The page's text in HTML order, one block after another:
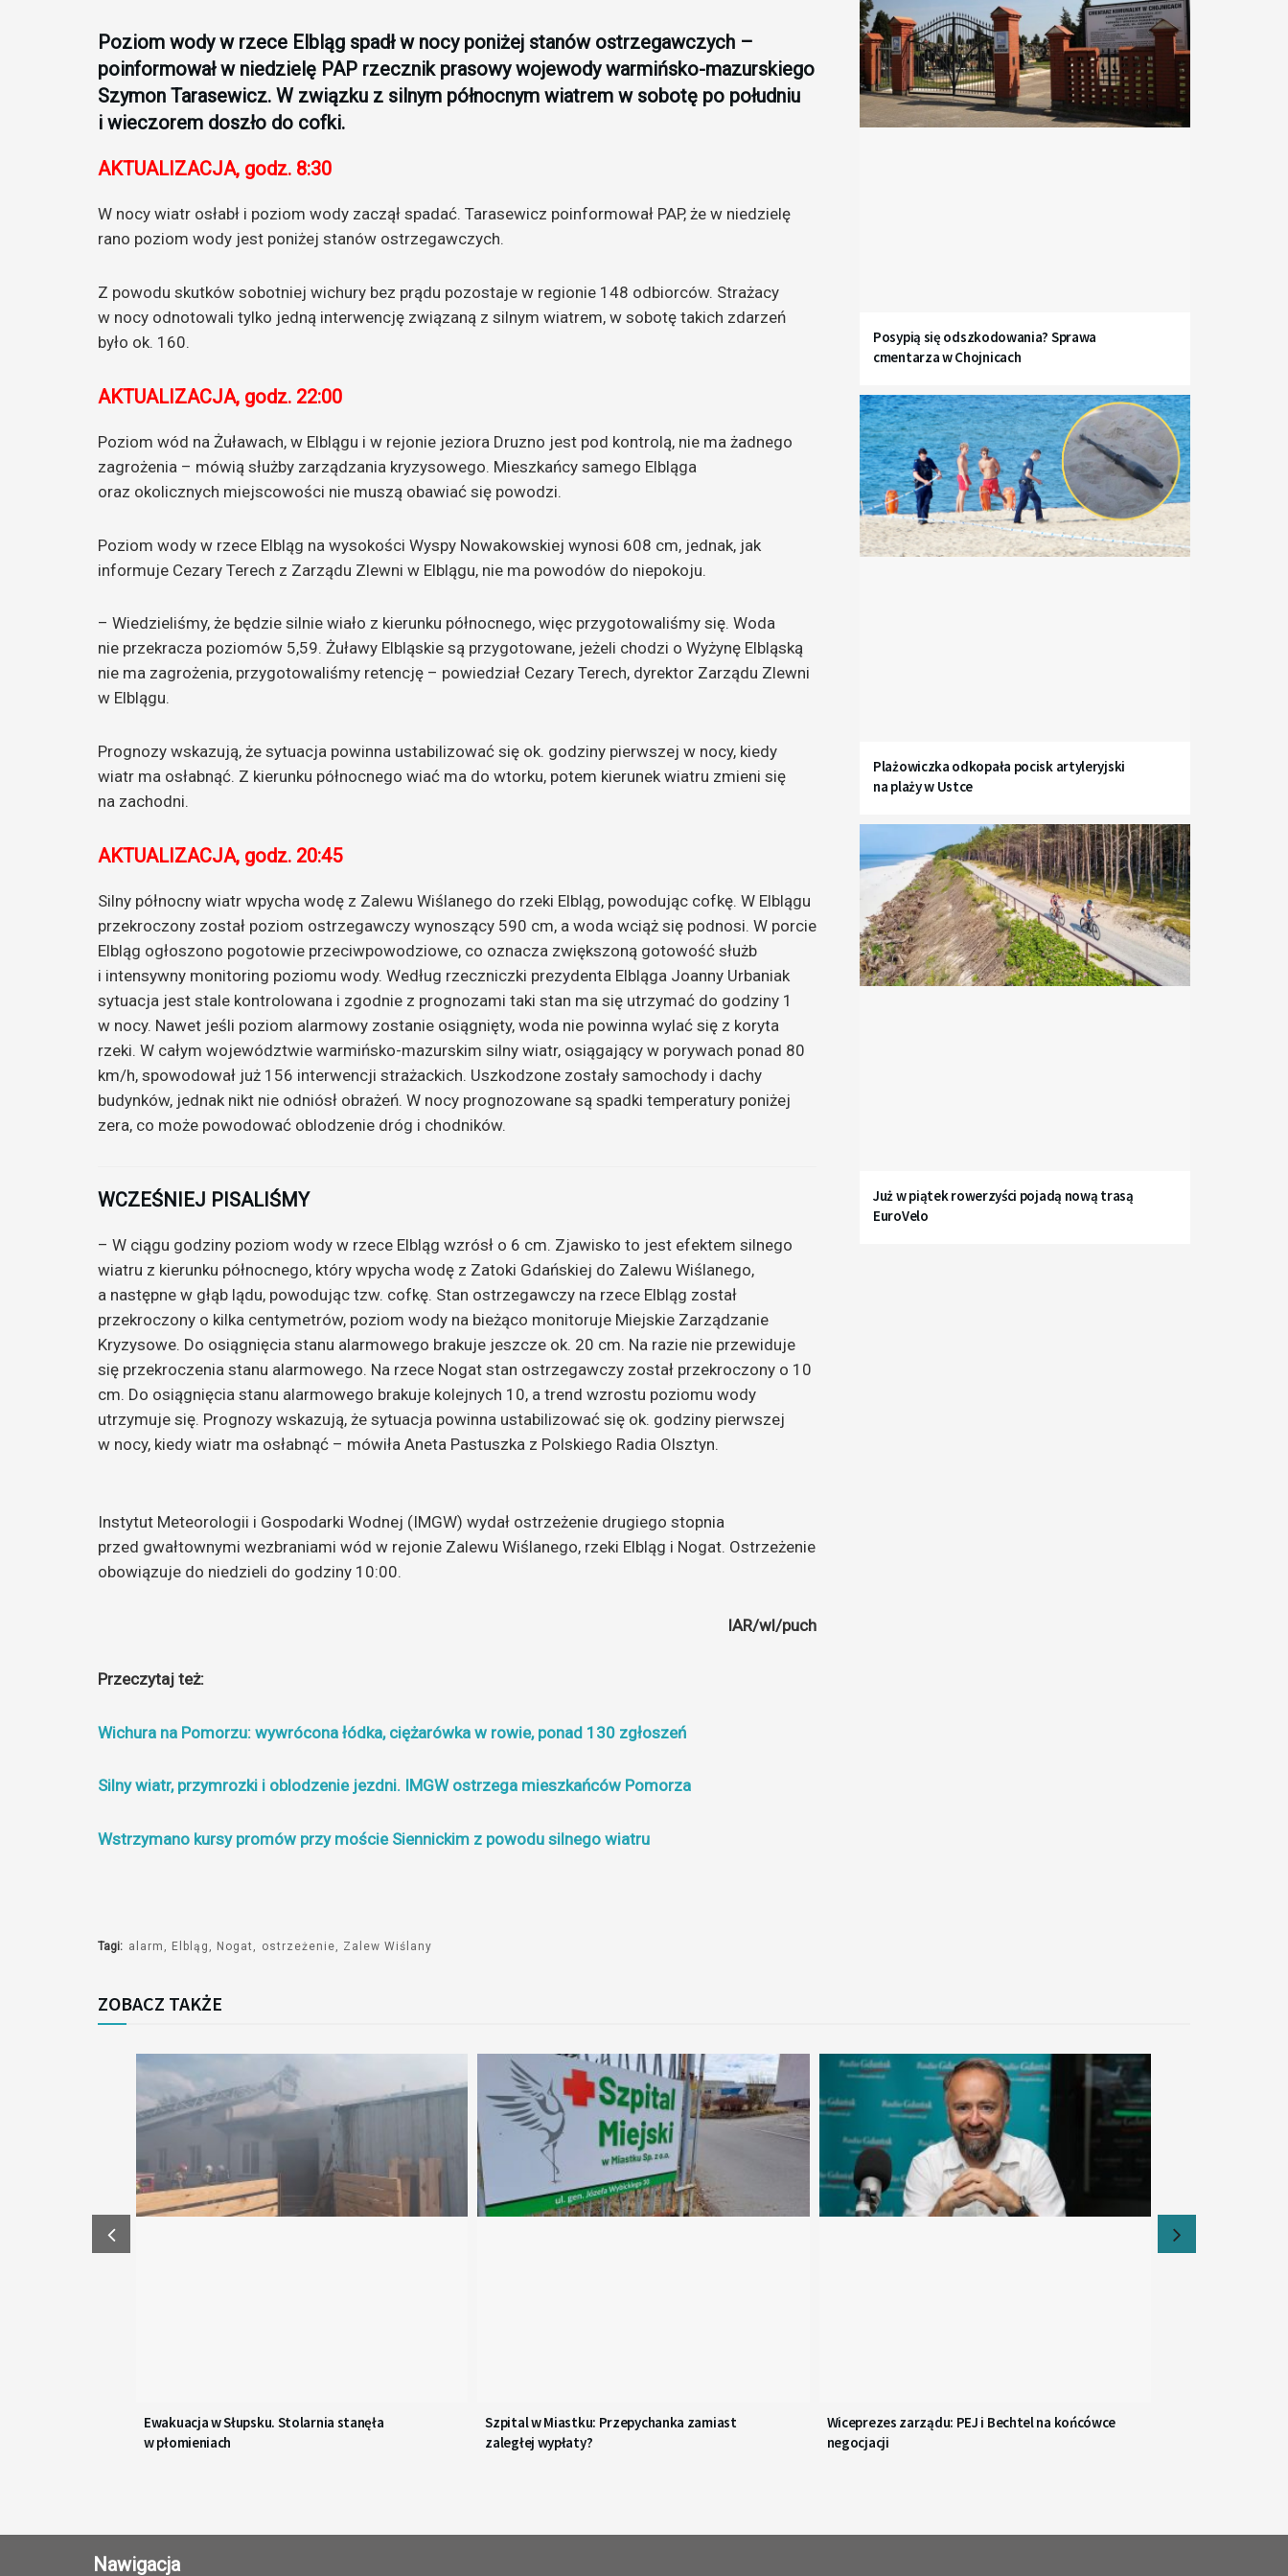
Poziom wody w rzece Elbląg spadł w nocy poniżej stanów ostrzegawczych –
poinformował w niedzielę PAP rzecznik prasowy wojewody warmińsko-mazurskiego
Szymon Tarasewicz. W związku z silnym północnym wiatrem w sobotę po południu
i wieczorem doszło do cofki.
AKTUALIZACJA, godz. 8:30
W nocy wiatr osłabł i poziom wody zaczął spadać. Tarasewicz poinformował PAP, że w niedzielę
rano poziom wody jest poniżej stanów ostrzegawczych.
Z powodu skutków sobotniej wichury bez prądu pozostaje w regionie 148 odbiorców. Strażacy
w nocy odnotowali tylko jedną interwencję związaną z silnym wiatrem, w sobotę takich zdarzeń
było ok. 160.
AKTUALIZACJA, godz. 22:00
Poziom wód na Żuławach, w Elblągu i w rejonie jeziora Druzno jest pod kontrolą, nie ma żadnego
zagrożenia – mówią służby zarządzania kryzysowego. Mieszkańcy samego Elbląga
oraz okolicznych miejscowości nie muszą obawiać się powodzi.
Poziom wody w rzece Elbląg na wysokości Wyspy Nowakowskiej wynosi 608 cm, jednak, jak
informuje Cezary Terech z Zarządu Zlewni w Elblągu, nie ma powodów do niepokoju.
– Wiedzieliśmy, że będzie silnie wiało z kierunku północnego, więc przygotowaliśmy się. Woda
nie przekracza poziomów 5,59. Żuławy Elbląskie są przygotowane, jeżeli chodzi o Wyżynę Elbląską
nie ma zagrożenia, przygotowaliśmy retencję – powiedział Cezary Terech, dyrektor Zarządu Zlewni
w Elblągu.
Prognozy wskazują, że sytuacja powinna ustabilizować się ok. godziny pierwszej w nocy, kiedy
wiatr ma osłabnąć. Z kierunku północnego wiać ma do wtorku, potem kierunek wiatru zmieni się
na zachodni.
AKTUALIZACJA, godz. 20:45
Silny północny wiatr wpycha wodę z Zalewu Wiślanego do rzeki Elbląg, powodując cofkę. W Elblągu
przekroczony został poziom ostrzegawczy wynoszący 590 cm, a woda wciąż się podnosi. W porcie
Elbląg ogłoszono pogotowie przeciwpowodziowe, co oznacza zwiększoną gotowość służb
i intensywny monitoring poziomu wody. Według rzeczniczki prezydenta Elbląga Joanny Urbaniak
sytuacja jest stale kontrolowana i zgodnie z prognozami taki stan ma się utrzymać do godziny 1
w nocy. Nawet jeśli poziom alarmowy zostanie osiągnięty, woda nie powinna wylać się z koryta
rzeki. W całym województwie warmińsko-mazurskim silny wiatr, osiągający w porywach ponad 80
km/h, spowodował już 156 interwencji strażackich. Uszkodzone zostały samochody i dachy
budynków, jednak nikt nie odniósł obrażeń. W nocy prognozowane są spadki temperatury poniżej
zera, co może powodować oblodzenie dróg i chodników.
WCZEŚNIEJ PISALIŚMY
– W ciągu godziny poziom wody w rzece Elbląg wzrósł o 6 cm. Zjawisko to jest efektem silnego
wiatru z kierunku północnego, który wpycha wodę z Zatoki Gdańskiej do Zalewu Wiślanego,
a następne w głąb lądu, powodując tzw. cofkę. Stan ostrzegawczy na rzece Elbląg został
przekroczony o kilka centymetrów, poziom wody na bieżąco monitoruje Miejskie Zarządzanie
Kryzysowe. Do osiągnięcia stanu alarmowego brakuje jeszcze ok. 20 cm. Na razie nie przewiduje
się przekroczenia stanu alarmowego. Na rzece Nogat stan ostrzegawczy został przekroczony o 10
cm. Do osiągnięcia stanu alarmowego brakuje kolejnych 10, a trend wzrostu poziomu wody
utrzymuje się. Prognozy wskazują, że sytuacja powinna ustabilizować się ok. godziny pierwszej
w nocy, kiedy wiatr ma osłabnąć – mówiła Aneta Pastuszka z Polskiego Radia Olsztyn.
Instytut Meteorologii i Gospodarki Wodnej (IMGW) wydał ostrzeżenie drugiego stopnia
przed gwałtownymi wezbraniami wód w rejonie Zalewu Wiślanego, rzeki Elbląg i Nogat. Ostrzeżenie
obowiązuje do niedzieli do godziny 10:00.
IAR/wl/puch
Przeczytaj też:
Wichura na Pomorzu: wywrócona łódka, ciężarówka w rowie, ponad 130 zgłoszeń
Silny wiatr, przymrozki i oblodzenie jezdni. IMGW ostrzega mieszkańców Pomorza
Wstrzymano kursy promów przy moście Siennickim z powodu silnego wiatru
Tagi: alarm Elbląg Nogat ostrzeżenie Zalew Wiślany
Posypią się odszkodowania? Sprawa
cmentarza w Chojnicach
Plażowiczka odkopała pocisk artyleryjski
na plaży w Ustce
Już w piątek rowerzyści pojadą nową trasą
EuroVelo
ZOBACZ TAKŻE
Ewakuacja w Słupsku. Stolarnia stanęła
w płomieniach
Szpital w Miastku: Przepychanka zamiast
zaległej wypłaty?
Wiceprezes zarządu: PEJ i Bechtel na końcówce
negocjacji
Nawigacja